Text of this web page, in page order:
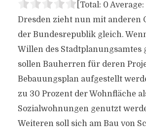
[Total: 0 Average:
Dresden zieht nun mit anderen
der Bundesrepublik gleich.
Willen des Stadtplanungsamtes
sollen Bauherren für deren
Bebauungsplan aufgestellt
zu 30 Prozent der Wohnfläche
Sozialwohnungen genutzt
Weiteren soll sich am Bau von